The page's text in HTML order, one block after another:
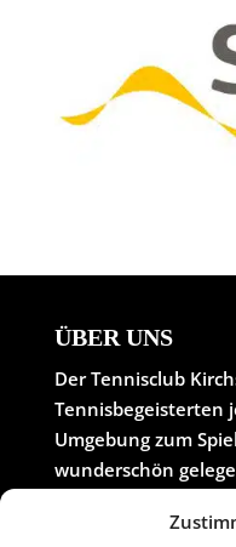
ÜBER UNS
Der Tennisclub
Tennisbegeisterten
Umgebung zum
wunderschön
Club eine